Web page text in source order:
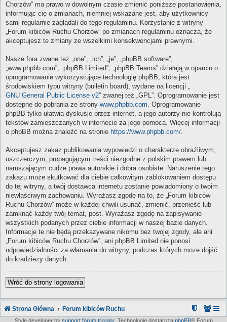
Chorzów” ma prawo w dowolnym czasie zmienić poniższe postanowienia,
informując cię o zmianach, niemniej wskazane jest, aby użytkownicy
sami regularnie zaglądali do tego regulaminu. Korzystanie z witryny
„Forum kibiców Ruchu Chorzów” po zmianach regulaminu oznacza, że
akceptujesz te zmiany ze wszelkimi konsekwencjami prawnymi.
Nasze fora zwane też „one”, „ich”, „je”, „phpBB software”,
„www.phpbb.com”, „phpBB Limited”, „phpBB Teams” działają w oparciu o
oprogramowanie wykorzystujące technologię phpBB, która jest
środowiskiem typu witryny (bulletin board), wydane na licencji „
GNU General Public License v2” zwanej też „GPL”. Oprogramowanie jest
dostępne do pobrania ze strony www.phpbb.com. Oprogramowanie
phpBB tylko ułatwia dyskusje przez internet, a jego autorzy nie kontrolują
tekstów zamieszczanych w internecie za jego pomocą. Więcej informacji
o phpBB można znaleźć na stronie https://www.phpbb.com/.
Akceptujesz zakaz publikowania wypowiedzi o charakterze obraźliwym,
oszczerczym, propagującym treści niezgodne z polskim prawem lub
naruszającym cudze prawa autorskie i dobra osobiste. Naruszenie tego
zakazu może skutkować dla ciebie całkowitym zablokowaniem dostępu
do tej witryny, a twój dostawca internetu zostanie powiadomiony o twoim
niewłaściwym zachowaniu. Wyrażasz zgodę na to, że „Forum kibiców
Ruchu Chorzów” może w każdej chwili usunąć, zmienić, przenieść lub
zamknąć każdy twój temat, post. Wyrażasz zgodę na zapisywanie
wszystkich podanych przez ciebie informacji w naszej bazie danych.
Informacje te nie będą przekazywane nikomu bez twojej zgody, ale ani
„Forum kibiców Ruchu Chorzów”, ani phpBB Limited nie ponosi
odpowiedzialności za włamania do witryny, podczas których może dojść
do kradzieży danych.
Wróć do strony logowania
Strona Główna Forum kibiców Ruchu
Style developer by support forum tricolor, Technologię dostarcza phpBB® Forum